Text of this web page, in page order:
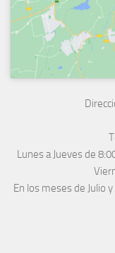
Lunes a Jueves de
En los meses de Julio